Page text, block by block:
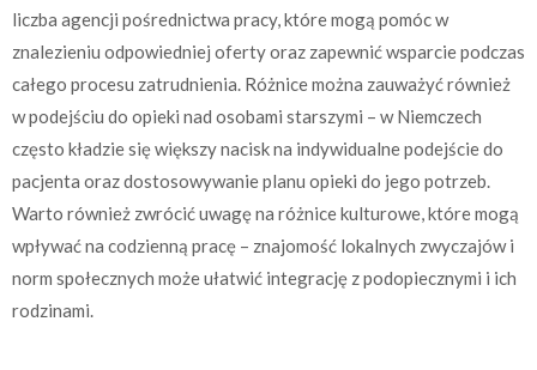
liczba agencji pośrednictwa pracy, które mogą pomóc w
znalezieniu odpowiedniej oferty oraz zapewnić wsparcie podczas
całego procesu zatrudnienia. Różnice można zauważyć również
w podejściu do opieki nad osobami starszymi – w Niemczech
często kładzie się większy nacisk na indywidualne podejście do
pacjenta oraz dostosowywanie planu opieki do jego potrzeb.
Warto również zwrócić uwagę na różnice kulturowe, które mogą
wpływać na codzienną pracę – znajomość lokalnych zwyczajów i
norm społecznych może ułatwić integrację z podopiecznymi i ich
rodzinami.